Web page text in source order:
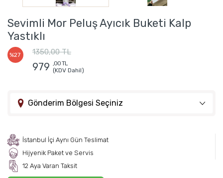
Sevimli Mor Peluş Ayıcık Buketi Kalp
Yastıklı
%27 1350,00 TL
979 ,00 TL
(KDV Dahil)
Gönderim Bölgesi Seçiniz
İstanbul İçi Aynı Gün Teslimat
Hijyenik Paket ve Servis
12 Aya Varan Taksit